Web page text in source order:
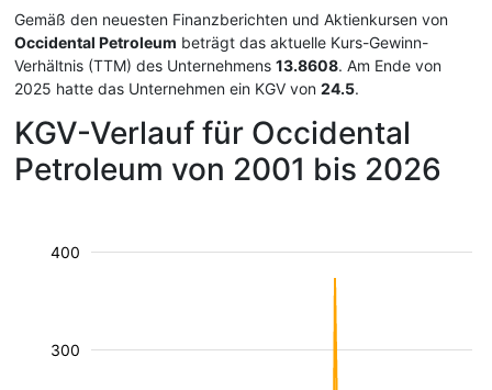
Gemäß den neuesten Finanzberichten und Aktienkursen von
Occidental Petroleum beträgt das aktuelle Kurs-Gewinn-
Verhältnis (TTM) des Unternehmens 13.8608. Am Ende von
2025 hatte das Unternehmen ein KGV von 24.5.
KGV-Verlauf für Occidental
Petroleum von 2001 bis 2026
300
400